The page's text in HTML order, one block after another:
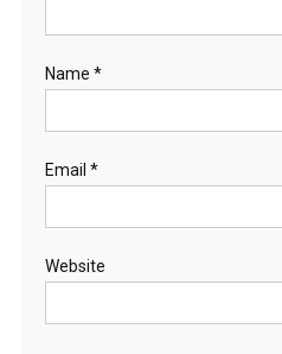
Name *
Email *
Website